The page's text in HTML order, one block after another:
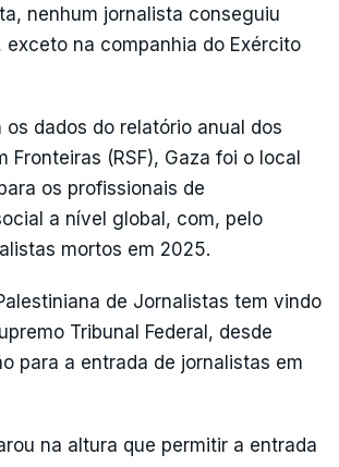
nenhum jornalista conseguiu
exceto na companhia do Exército
os dados do relatório anual dos
Fronteiras (RSF), Gaza foi o local
os profissionais de
a nível global, com, pelo
mortos em 2025.
de Jornalistas tem vindo
Tribunal Federal, desde
para a entrada de jornalistas em
na altura que permitir a entrada